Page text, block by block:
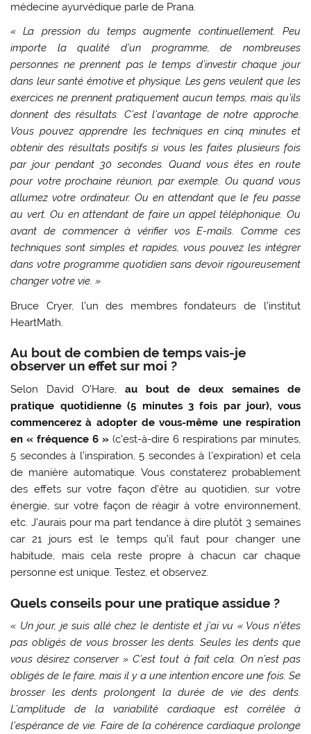
médecine ayurvédique parle de Prana.
« La pression du temps augmente continuellement. Peu
importe la qualité d’un programme, de nombreuses
personnes ne prennent pas le temps d’investir chaque jour
dans leur santé émotive et physique. Les gens veulent que les
exercices ne prennent pratiquement aucun temps, mais qu’ils
donnent des résultats. C’est l’avantage de notre approche.
Vous pouvez apprendre les techniques en cinq minutes et
obtenir des résultats positifs si vous les faites plusieurs fois
par jour pendant 30 secondes. Quand vous êtes en route
pour votre prochaine réunion, par exemple. Ou quand vous
allumez votre ordinateur. Ou en attendant que le feu passe
au vert. Ou en attendant de faire un appel téléphonique. Ou
avant de commencer à vérifier vos E-mails. Comme ces
techniques sont simples et rapides, vous pouvez les intégrer
dans votre programme quotidien sans devoir rigoureusement
changer votre vie. »
Bruce Cryer, l’un des membres fondateurs de l’institut
HeartMath.
Au bout de combien de temps vais-je
observer un effet sur moi ?
Selon David O’Hare, au bout de deux semaines de
pratique quotidienne (5 minutes 3 fois par jour), vous
commencerez à adopter de vous-même une respiration
en « fréquence 6 » (c’est-à-dire 6 respirations par minutes,
5 secondes à l’inspiration, 5 secondes à l’expiration) et cela
de manière automatique. Vous constaterez probablement
des effets sur votre façon d’être au quotidien, sur votre
énergie, sur votre façon de réagir à votre environnement,
etc. J’aurais pour ma part tendance à dire plutôt 3 semaines
car 21 jours est le temps qu’il faut pour changer une
habitude, mais cela reste propre à chacun car chaque
personne est unique. Testez, et observez.
Quels conseils pour une pratique assidue ?
« Un jour, je suis allé chez le dentiste et j’ai vu « Vous n’êtes
pas obligés de vous brosser les dents. Seules les dents que
vous désirez conserver » C’est tout à fait cela. On n’est pas
obligés de le faire, mais il y a une intention encore une fois. Se
brosser les dents prolongent la durée de vie des dents.
L’amplitude de la variabilité cardiaque est corrélée à
l’espérance de vie. Faire de la cohérence cardiaque prolonge